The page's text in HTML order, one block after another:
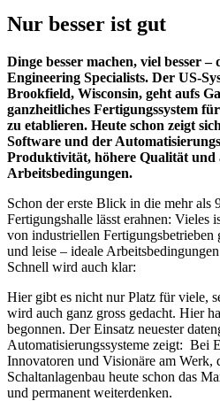
Nur besser ist gut
Dinge besser machen, viel besser
Engineering Specialists. Der US-
Brookfield, Wisconsin, geht aufs
ganzheitliches Fertigungssystem
zu etablieren. Heute schon zeigt
Software und der
Produktivität, höhere Qualität
Arbeitsbedingungen.
Schon der erste Blick in die mehr als
Fertigungshalle lässt erahnen: Vieles
von industriellen Fertigungsbetrieben
und leise – ideale
Schnell wird auch klar:
Hier gibt es nicht nur Platz für viele,
wird auch ganz gross gedacht. Hier
begonnen. Der Einsatz neuester
Automatisierungssysteme zeigt: Bei
Innovatoren und Visionäre am Werk,
Schaltanlagenbau heute schon das
und permanent weiterdenken.